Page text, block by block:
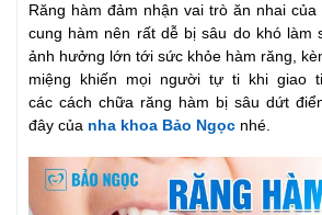
Răng hàm đảm nhận vai trò ăn nhai
cung hàm nên rất dễ bị sâu do khó làm
ảnh hưởng lớn tới sức khỏe hàm răng,
miệng khiến mọi người tự ti khi giao
các cách chữa răng hàm bị sâu dứt
đây của nha khoa Bảo Ngọc nhé.